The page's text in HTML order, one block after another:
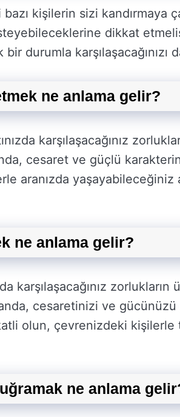
kişilerin sizi kandırmaya
dikkat
durumla karşılaşacağınızı
ne anlama gelir?
karşılaşacağınız
cesaret ve güçlü
aranızda yaşayabileceğiniz
ne anlama gelir?
karşılaşacağınız zorlukların
cesaretinizi ve
olun, çevrenizdeki kişilerle
ne anlama